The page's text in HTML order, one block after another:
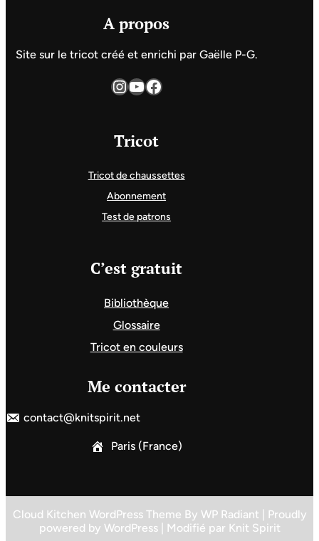
A propos
Site sur le tricot créé et enrichi par Gaëlle P-G.
InstagramYouTube Facebook
Tricot
Tricot de chaussettes
Abonnement
Test de patrons
C’est gratuit
Bibliothèque
Glossaire
Tricot en couleurs
Me contacter
contact@knitspirit.net
Paris (France)
Cloud Kitchen WordPress Theme By WP Radiant | Proudly
powered by WordPress| Modifié par Knit Spirit